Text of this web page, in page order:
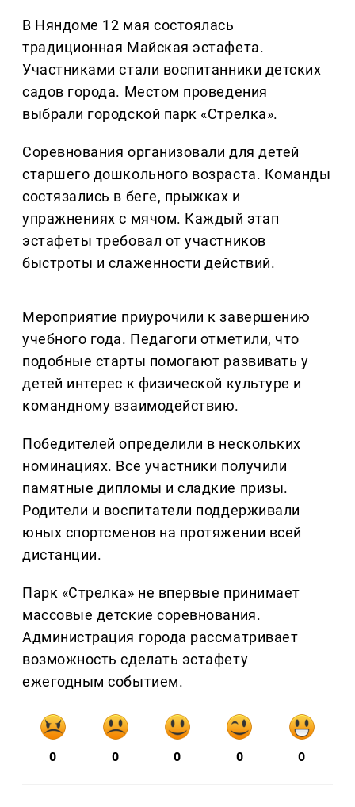
В Няндоме 12 мая состоялась
традиционная Майская эстафета.
Участниками стали воспитанники детских
садов города. Местом проведения
выбрали городской парк «Стрелка».
Соревнования организовали для детей
старшего дошкольного возраста. Команды
состязались в беге, прыжках и
упражнениях с мячом. Каждый этап
эстафеты требовал от участников
быстроты и слаженности действий.
Мероприятие приурочили к завершению
учебного года. Педагоги отметили, что
подобные старты помогают развивать у
детей интерес к физической культуре и
командному взаимодействию.
Победителей определили в нескольких
номинациях. Все участники получили
памятные дипломы и сладкие призы.
Родители и воспитатели поддерживали
юных спортсменов на протяжении всей
дистанции.
Парк «Стрелка» не впервые принимает
массовые детские соревнования.
Администрация города рассматривает
возможность сделать эстафету
ежегодным событием.
0 0 0 0 0